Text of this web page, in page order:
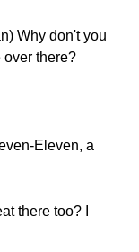
Why don't you
over there?
Eleven, a
there too? I